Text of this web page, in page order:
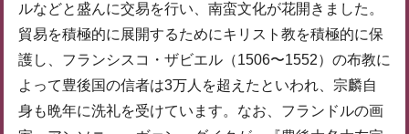
ルなどと盛んに交易を行い、南蛮文化が花開きました。
貿易を積極的に展開するためにキリスト教を積極的に保
護し、フランシスコ・ザビエル（1506〜1552）の布教に
よって豊後国の信者は3万人を超えたといわれ、宗麟自
身も晩年に洗礼を受けています。なお、フランドルの画